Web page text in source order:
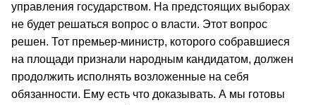
управления государством. На предстоящих выборах
не будет решаться вопрос о власти. Этот вопрос
решен. Тот премьер-министр, которого собравшиеся
на площади признали народным кандидатом, должен
продолжить исполнять возложенные на себя
обязанности. Ему есть что доказывать. А мы готовы